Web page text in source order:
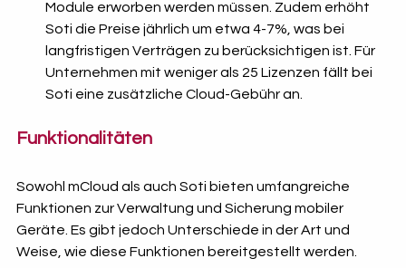
Module erworben werden müssen. Zudem erhöht
Soti die Preise jährlich um etwa 4-7%, was bei
langfristigen Verträgen zu berücksichtigen ist. Für
Unternehmen mit weniger als 25 Lizenzen fällt bei
Soti eine zusätzliche Cloud-Gebühr an.
Funktionalitäten
Sowohl mCloud als auch Soti bieten umfangreiche
Funktionen zur Verwaltung und Sicherung mobiler
Geräte. Es gibt jedoch Unterschiede in der Art und
Weise, wie diese Funktionen bereitgestellt werden.